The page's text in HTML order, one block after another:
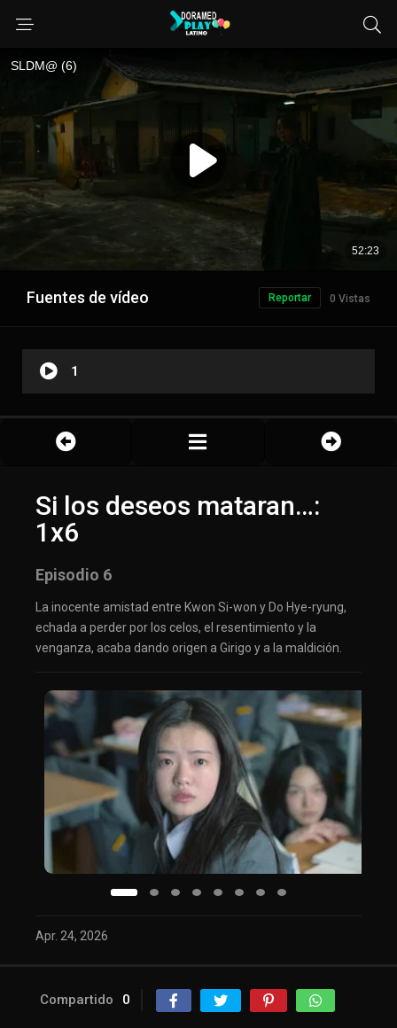
Fuentes de vídeo 0 Vistas
Reportar
1
Si los deseos mataran…:
1x6
Episodio 6
La inocente amistad entre Kwon Si-won y Do Hye-ryung,
echada a perder por los celos, el resentimiento y la
venganza, acaba dando origen a Girigo y a la maldición.
Apr. 24, 2026
Compartido 0